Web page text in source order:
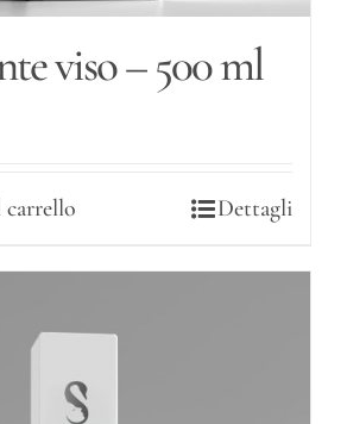
viso – 500 ml
Dettagli